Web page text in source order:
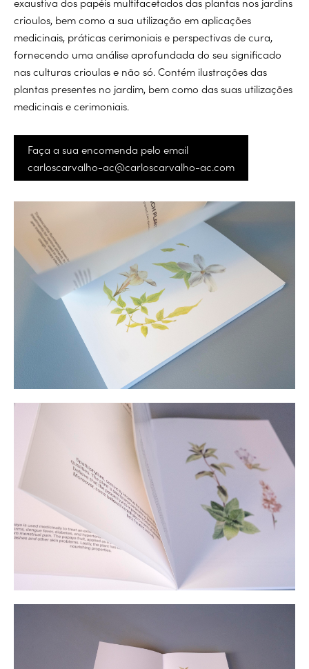
crioulos, bem como a sua utilização em aplicações
medicinais, práticas cerimoniais e perspectivas de cura,
fornecendo uma análise aprofundada do seu significado
nas culturas crioulas e não só. Contém ilustrações das
plantas presentes no jardim, bem como das suas utilizações
medicinais e cerimoniais.
Faça a sua encomenda pelo email
carloscarvalho-ac@carloscarvalho-ac.com